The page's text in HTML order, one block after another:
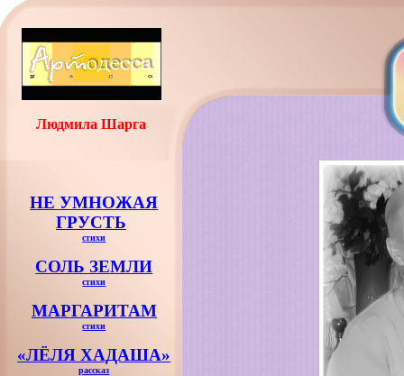
Людмила Шарга
НЕ УМНОЖАЯ
ГРУСТЬ
стихи
СОЛЬ ЗЕМЛИ
стихи
МАРГАРИТАМ
стихи
«ЛЁЛЯ ХАДАША»
рассказ